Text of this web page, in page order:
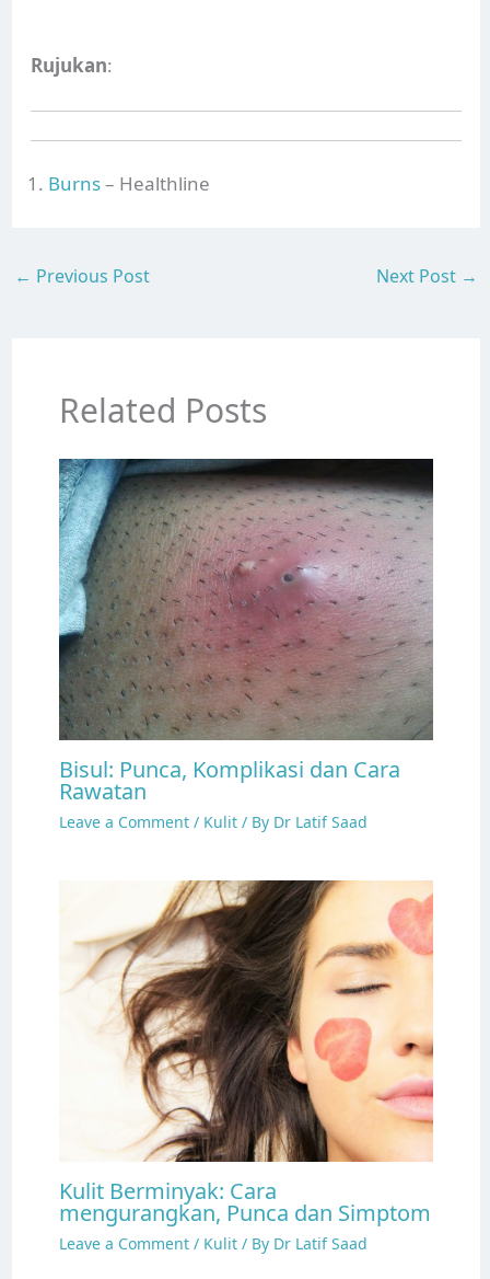
Rujukan:
Burns– Healthline
← Previous Post Next Post →
Related Posts
Bisul: Punca, Komplikasi dan Cara
Rawatan
Leave a Comment / Kulit/ By Dr Latif Saad
Kulit Berminyak: Cara
mengurangkan, Punca dan Simptom
Leave a Comment / Kulit/ By Dr Latif Saad